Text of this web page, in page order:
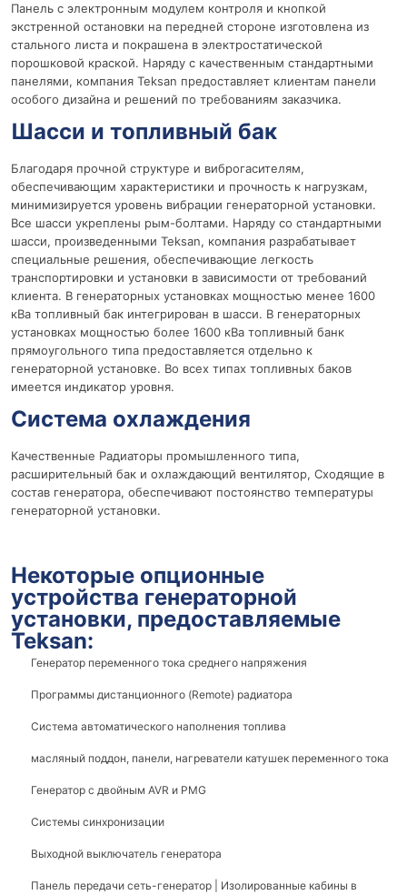
Панель с электронным модулем контроля и кнопкой
экстренной остановки на передней стороне изготовлена из
стального листа и покрашена в электростатической
порошковой краской. Наряду с качественным стандартными
панелями, компания Teksan предоставляет клиентам панели
особого дизайна и решений по требованиям заказчика.
Шасси и топливный бак
Благодаря прочной структуре и виброгасителям,
обеспечивающим характеристики и прочность к нагрузкам,
минимизируется уровень вибрации генераторной установки.
Все шасси укреплены рым-болтами. Наряду со стандартными
шасси, произведенными Teksan, компания разрабатывает
специальные решения, обеспечивающие легкость
транспортировки и установки в зависимости от требований
клиента. В генераторных установках мощностью менее 1600
кВа топливный бак интегрирован в шасси. В генераторных
установках мощностью более 1600 кВа топливный банк
прямоугольного типа предоставляется отдельно к
генераторной установке. Во всех типах топливных баков
имеется индикатор уровня.
Система охлаждения
Качественные Радиаторы промышленного типа,
расширительный бак и охлаждающий вентилятор, Сходящие в
состав генератора, обеспечивают постоянство температуры
генераторной установки.
Некоторые опционные
устройства генераторной
установки, предоставляемые
Teksan:
Генератор переменного тока среднего напряжения
Программы дистанционного (Remote) радиатора
Система автоматического наполнения топлива
масляный поддон, панели, нагреватели катушек переменного тока
Генератор с двойным AVR и PMG
Системы синхронизации
Выходной выключатель генератора
Панель передачи сеть-генератор | Изолированные кабины в